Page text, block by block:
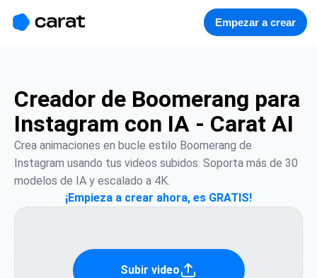
Empezar a crear
Creador de Boomerang para
Instagram con IA - Carat AI
Crea animaciones en bucle estilo Boomerang de
Instagram usando tus videos subidos. Soporta más de 30
modelos de IA y escalado a 4K.
¡Empieza a crear ahora, es GRATIS!
Subir video